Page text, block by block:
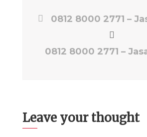
Leave your thought